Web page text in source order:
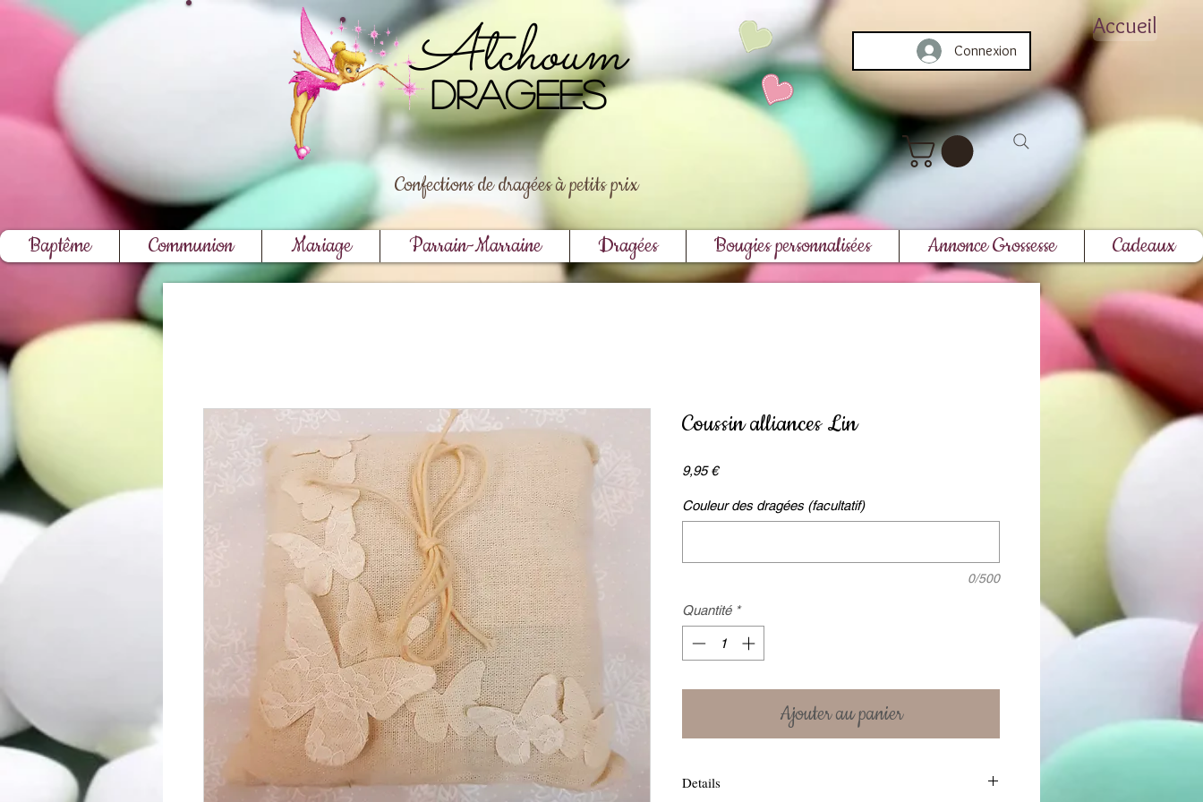
Atchoum
DRAGEES
Confections de dragées à petits prix
Connexion
Accueil
Baptême Communion Mariage Parrain-Marraine Dragées Bougies personnalisées Annonce Grossesse Cadeaux
Coussin alliances Lin
9,95 €Prix
Couleur des dragées (facultatif)
0/500
Quantité *
Ajouter au panier
Details